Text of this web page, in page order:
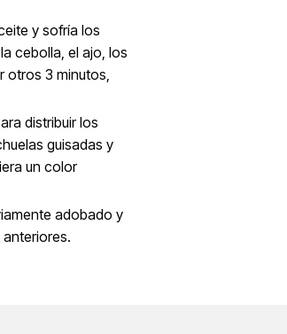
y sofría los
cebolla, el ajo, los
3 minutos,
distribuir los
guisadas y
un color
adobado y